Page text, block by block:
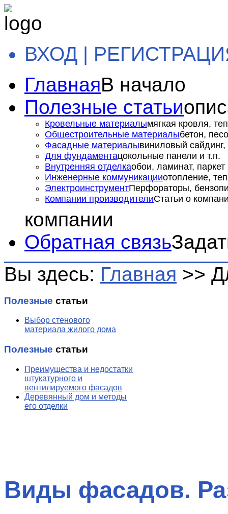
ВХОД |
ГлавнаяВ начало
Полезные статьи
Кровельные материалымягкая кровля,
Общестроительные материалыбетон,
Фасадные материалывиниловый сайдинг,
Для фундаментацокольные панели и т.п.
Внутренняя отделкаобои, ламинат, паркет
Инженерные коммуникацииотопление,
ЭлектроинструментПерфораторы,
Компании производителиСтатьи о
компании
Обратная связь
Вы здесь: Главная >>
Полезные статьи
Выбор стенового
материала жилого дома
Полезные статьи
Преимущества и недостатки
штукатурного и
вентилируемого фасадов
Деревянный дом и методы
его отделки
Виды фасадов.